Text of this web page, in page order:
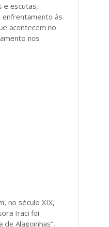
e escutas,
às
acontecem no
nos
no século XIX,
Iraci foi
Alagoinhas”,